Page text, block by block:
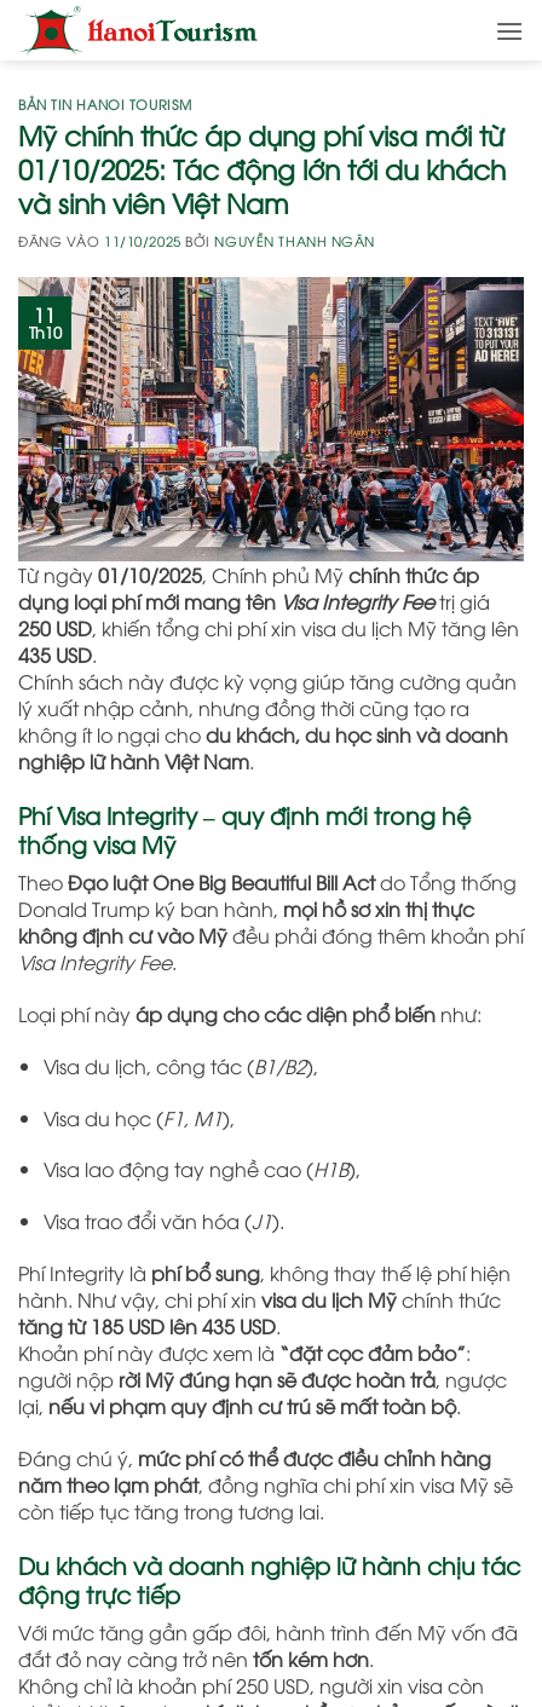
qua
dungBẢN TIN HANOI TOURISM
Mỹ chính thức áp dụng phí visa mới từ
01/10/2025: Tác động lớn tới du khách
và sinh viên Việt Nam
ĐĂNG VÀO 11/10/2025 BỞINGUYỄN THANH NGÂN
11
Th10
Từ ngày01/10/2025, Chính phủ Mỹchính thức áp
dụng loại phí mới mang tên Visa Integrity Feetrị giá
250 USD, khiến tổng chi phí xin visa du lịch Mỹ tăng lên
435 USD.
Chính sách này được kỳ vọng giúp tăng cường quản
lý xuất nhập cảnh, nhưng đồng thời cũng tạo ra
không ít lo ngại chodu khách, du học sinh và doanh
nghiệp lữ hành Việt Nam.
Phí Visa Integrity – quy định mới trong hệ
thống visa Mỹ
TheoĐạo luật One Big Beautiful Bill Actdo Tổng thống
Donald Trump ký ban hành, mọi hồ sơ xin thị thực
không định cư vào Mỹđều phải đóng thêm khoản phí
Visa Integrity Fee.
Loại phí nàyáp dụng cho các diện phổ biến như:
Visa du lịch, công tác (B1/B2),
Visa du học (F1, M1),
Visa lao động tay nghề cao (H1B),
Visa trao đổi văn hóa (J1).
Phí Integrity là phí bổ sung, không thay thế lệ phí hiện
hành. Như vậy, chi phí xin visa du lịch Mỹchính thức
tăng từ 185 USD lên 435 USD.
Khoản phí này được xem là “đặt cọc đảm bảo”:
người nộp rời Mỹ đúng hạn sẽ được hoàn trả, ngược
lại, nếu vi phạm quy định cư trú sẽ mất toàn bộ.
Đáng chú ý, mức phí có thể được điều chỉnh hàng
năm theo lạm phát, đồng nghĩa chi phí xin visa Mỹ sẽ
còn tiếp tục tăng trong tương lai.
Du khách và doanh nghiệp lữ hành chịu tác
động trực tiếp
Với mức tăng gần gấp đôi, hành trình đến Mỹ vốn đã
đắt đỏ nay càng trở nên tốn kém hơn.
Không chỉ là khoản phí 250 USD, người xin visa còn